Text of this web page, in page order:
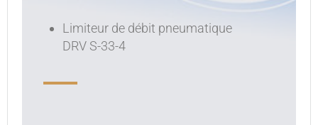
Limiteur de débit pneumatique
DRV S-33-4